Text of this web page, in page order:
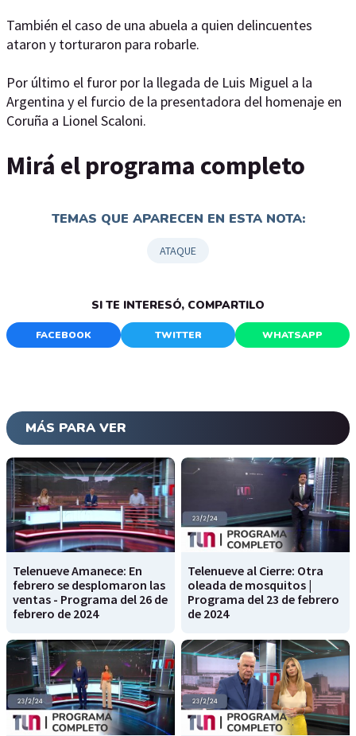
También el caso de una abuela a quien delincuentes
ataron y torturaron para robarle.
Por último el furor por la llegada de Luis Miguel a la
Argentina y el furcio de la presentadora del homenaje en
Coruña a Lionel Scaloni.
Mirá el programa completo
TEMAS QUE APARECEN EN ESTA NOTA:
ATAQUE
SI TE INTERESÓ, COMPARTILO
FACEBOOK TWITTER WHATSAPP
MÁS PARA VER
Telenueve Amanece: En
febrero se desplomaron las
ventas - Programa del 26 de
febrero de 2024
Telenueve al Cierre: Otra
oleada de mosquitos |
Programa del 23 de febrero
de 2024